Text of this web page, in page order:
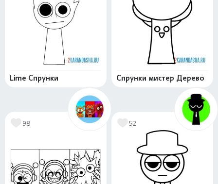
Lime Спрунки Спрунки мистер Дерево
98 52